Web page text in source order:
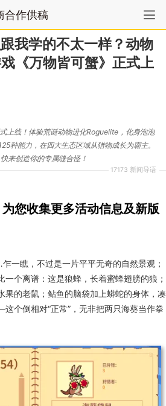
合作供稿
我学的不太一样？动物
《万物皆可蟹》正式上
17173 新闻导语
上线！体验荒诞动物进化Roguelite，化身泡泡
种能力，在四大生态区域从猎物成长为霸主。
来创造你的专属缝合怪！
为您收集更多活动信息及新版
一瞧，不过是一片平平无奇的自然景观；
个离谱：这是狼蜂，长着蜜蜂翅膀的狼；
果的老鼠；鲇鱼的脑袋加上蟒蛇的身体，凑
个倒相对“正常”，无非把两只海葵当作拳